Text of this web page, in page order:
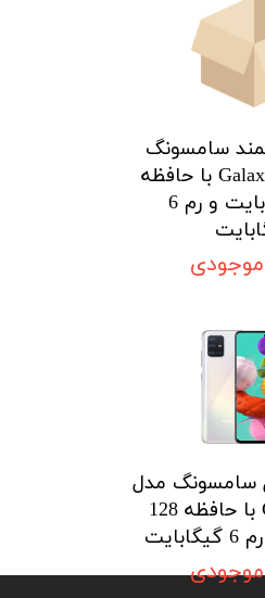
سامسونگ
مدل Galaxy M31s با حافظه
128 گیگابایت و رم 6
موجودی
سامسونگ مدل
Galaxy A51 با حافظه 128
موجودی